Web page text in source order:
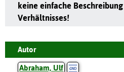
keine einfache
Verhältnisses!
Autor
Abraham, Ulf